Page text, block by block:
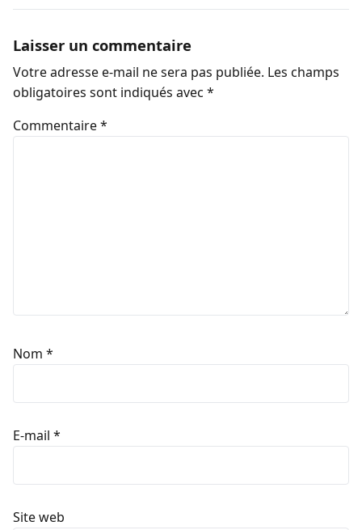
Laisser un commentaire
Votre adresse e-mail ne sera pas publiée. Les champs
obligatoires sont indiqués avec *
Commentaire*
Nom *
E-mail *
Site web